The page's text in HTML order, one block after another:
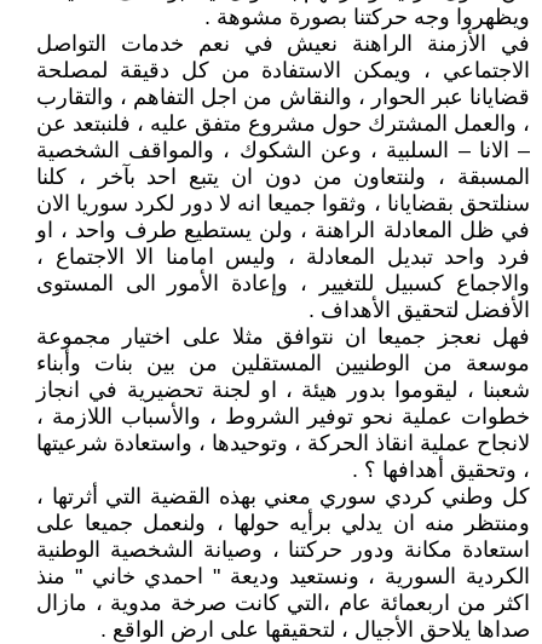
ويظهروا وجه حركتنا بصورة مشوهة .
في الأزمنة الراهنة نعيش في نعم خدمات التواصل
الاجتماعي ، ويمكن الاستفادة من كل دقيقة لمصلحة
قضايانا عبر الحوار ، والنقاش من اجل التفاهم ، والتقارب
، والعمل المشترك حول مشروع متفق عليه ، فلنبتعد عن
– الانا – السلبية ، وعن الشكوك ، والمواقف الشخصية
المسبقة ، ولنتعاون من دون ان يتبع احد بآخر ، كلنا
سنلتحق بقضايانا ، وثقوا جميعا انه لا دور لكرد سوريا الان
في ظل المعادلة الراهنة ، ولن يستطيع طرف واحد ، او
فرد واحد تبديل المعادلة ، وليس امامنا الا الاجتماع ،
والاجماع كسبيل للتغيير ، وإعادة الأمور الى المستوى
الأفضل لتحقيق الأهداف .
فهل نعجز جميعا ان نتوافق مثلا على اختيار مجموعة
موسعة من الوطنيين المستقلين من بين بنات وأبناء
شعبنا ، ليقوموا بدور هيئة ، او لجنة تحضيرية في انجاز
خطوات عملية نحو توفير الشروط ، والأسباب اللازمة ،
لانجاح عملية انقاذ الحركة ، وتوحيدها ، واستعادة شرعيتها
، وتحقيق أهدافها ؟ .
كل وطني كردي سوري معني بهذه القضية التي أثرتها ،
ومنتظر منه ان يدلي برأيه حولها ، ولنعمل جميعا على
استعادة مكانة ودور حركتنا ، وصيانة الشخصية الوطنية
الكردية السورية ، ونستعيد وديعة " احمدي خاني " منذ
اكثر من اربعمائة عام ،التي كانت صرخة مدوية ، مازال
صداها يلاحق الأجيال ، لتحقيقها على ارض الواقع .